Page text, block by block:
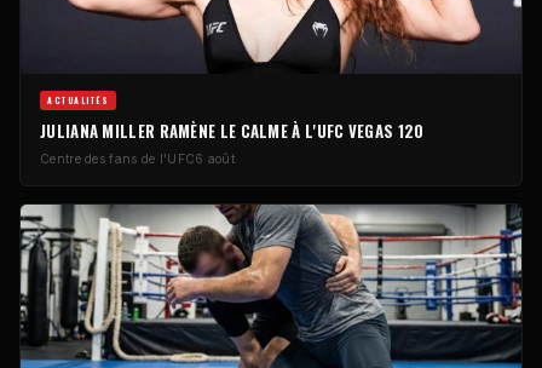
ACTUALITÉS
JULIANA MILLER RAMÈNE LE CALME À L'UFC VEGAS 120
Centre des fans de l'UFC6 août